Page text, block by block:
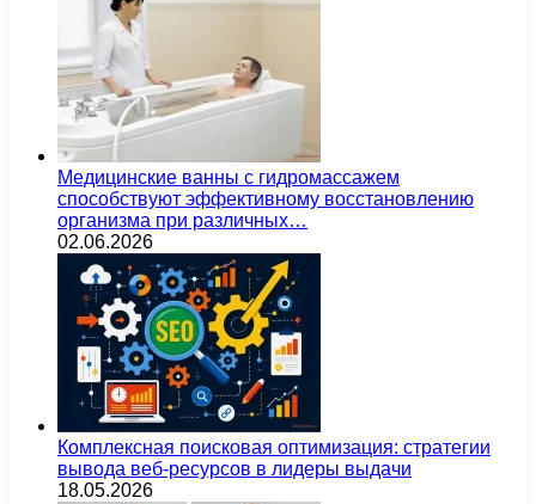
Медицинские ванны с гидромассажем
способствуют эффективному восстановлению
организма при различных…
02.06.2026
Комплексная поисковая оптимизация: стратегии
вывода веб-ресурсов в лидеры выдачи
18.05.2026